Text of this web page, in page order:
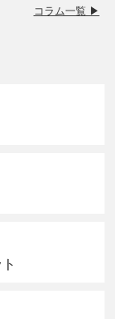
コラム一覧 ▶